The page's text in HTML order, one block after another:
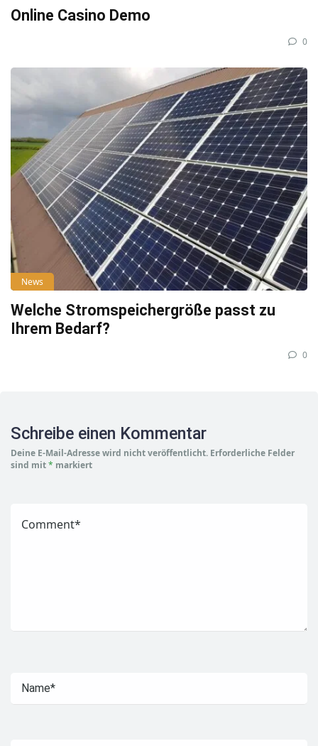
Online Casino Demo
0
News
Welche Stromspeichergröße passt zu
Ihrem Bedarf?
0
Schreibe einen Kommentar
Deine E-Mail-Adresse wird nicht veröffentlicht. Erforderliche Felder
sind mit* markiert